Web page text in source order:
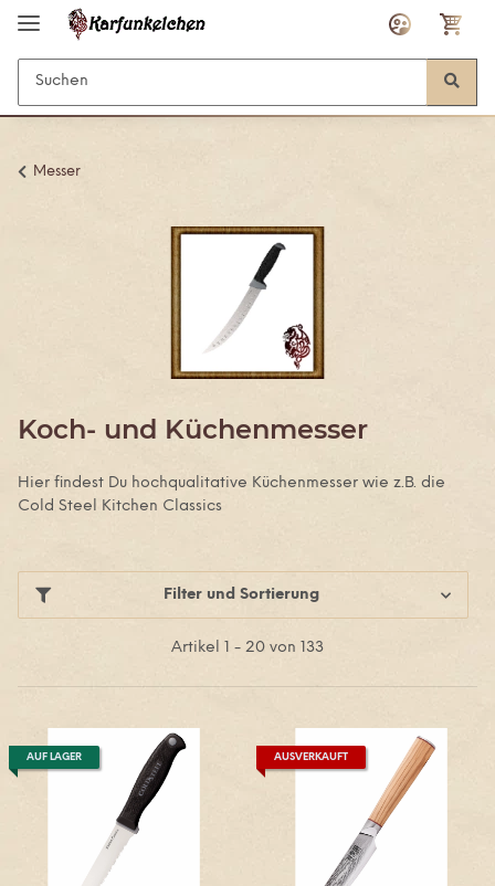
Messer
Koch- und Küchenmesser
Hier findest Du hochqualitative Küchenmesser wie z.B. die
Cold Steel Kitchen Classics
Filter und Sortierung
Artikel 1 - 20 von 133
AUF LAGER AUSVERKAUFT